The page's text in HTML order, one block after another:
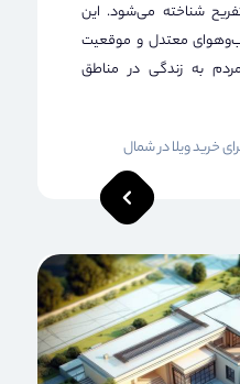
​​شناخته می‌شود. این
معتدل و موقعیت
به زندگی در مناطق
خرید ویلا در شمال